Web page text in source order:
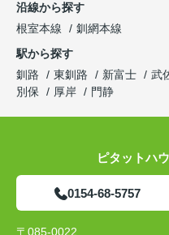
沿線から探す
根室本線
釧網本線
駅から探す
釧路
東釧路 新富士 武
別保
厚岸 門静
ピタットハ
0154-68-5757
〒085-0022